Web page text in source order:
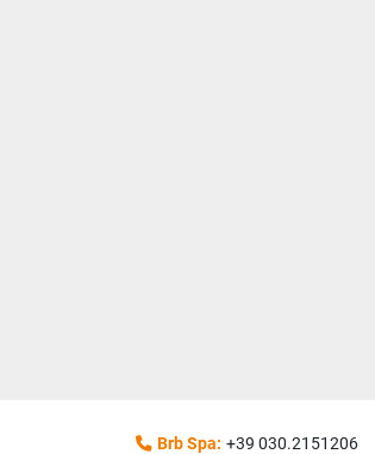
Brb Spa: +39 030.2151206